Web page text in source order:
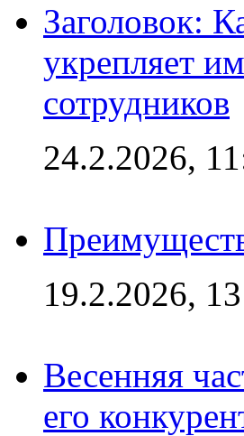
Заголовок:
укрепляет
сотрудников
24.2.2026,
19.2.2026,
Весенняя
его